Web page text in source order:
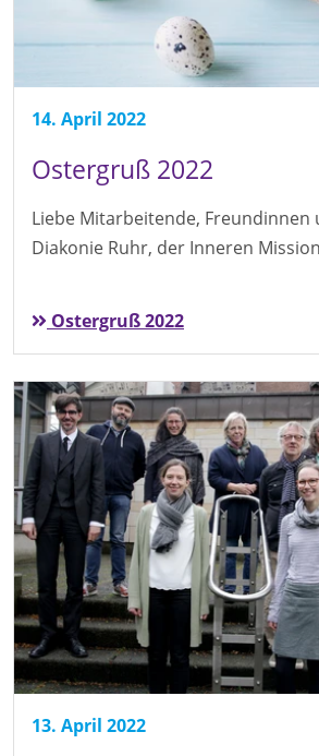
14. April 2022
Ostergruß 2022
Liebe Mitarbeitende, Freundinnen
Diakonie Ruhr, der Inneren
Ostergruß 2022
13. April 2022